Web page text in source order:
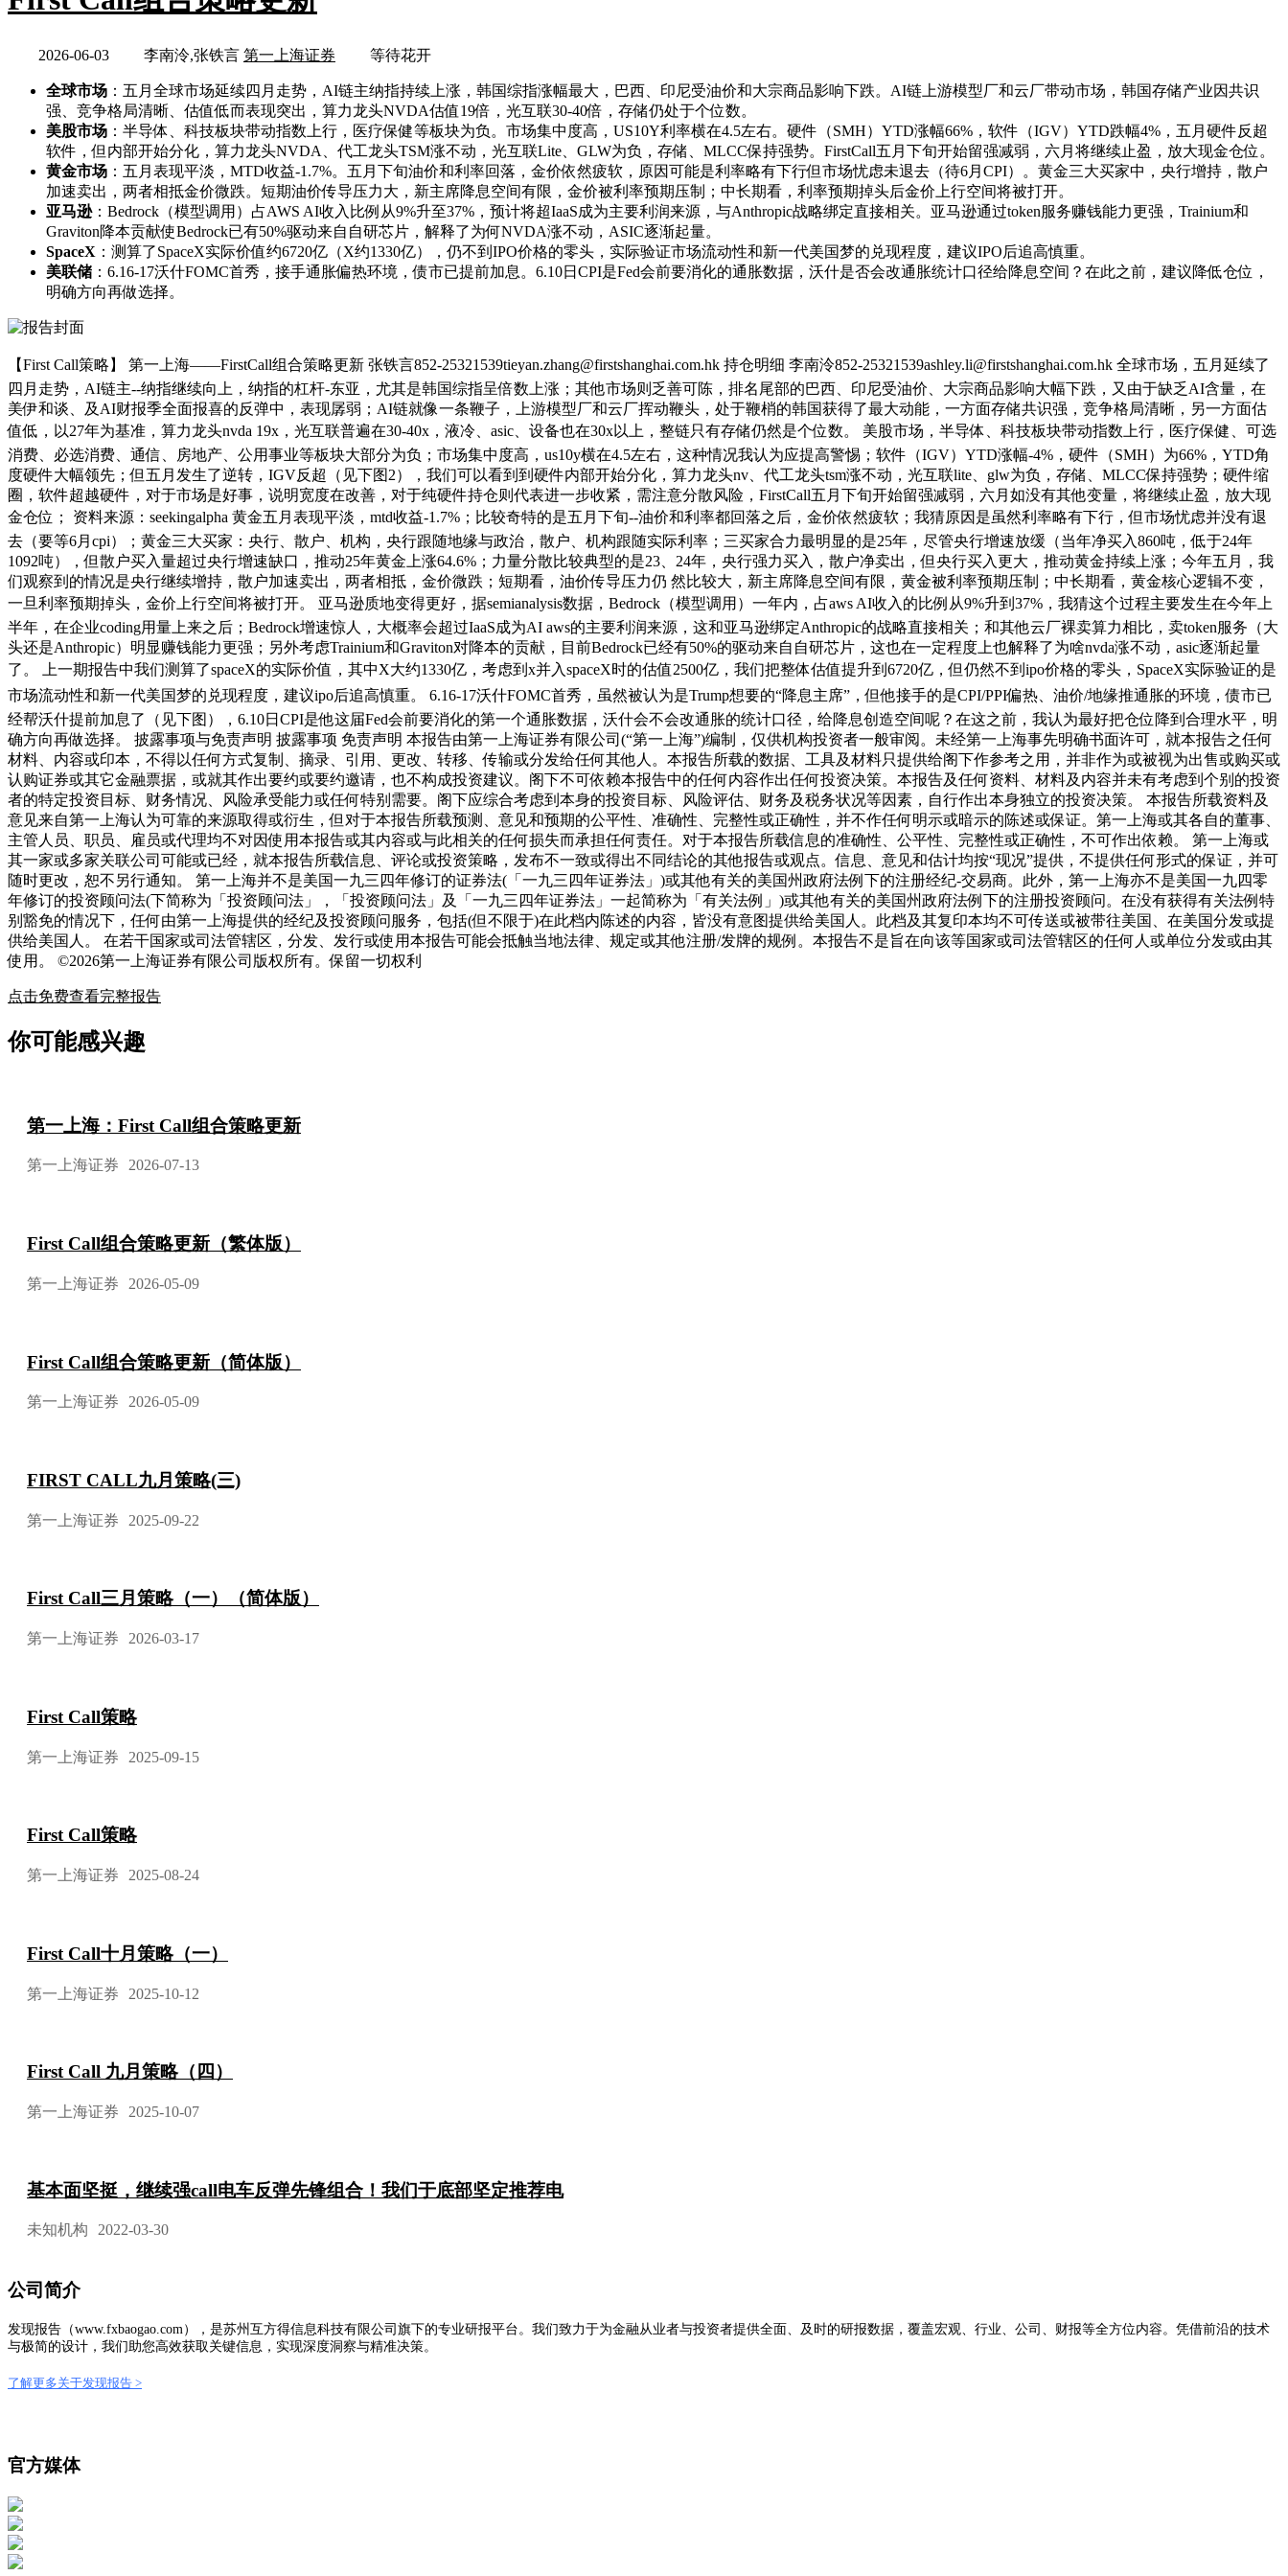
2026-06-03 李南泠,张铁言 第一上海证券 等待花开
全球市场 ：五月全球市场延续四月走势，AI链主纳指持续上涨，韩国综指涨幅最大，巴西、印尼受油价和大宗商品影响下跌。AI链上游模型厂和云厂带动市场，韩国存储产业因共识
强、竞争格局清晰、估值低而表现突出，算力龙头NVDA估值19倍，光互联30-40倍，存储仍处于个位数。
美股市场 ：半导体、科技板块带动指数上行，医疗保健等板块为负。市场集中度高，US10Y利率横在4.5左右。硬件（SMH）YTD涨幅66%，软件（IGV）YTD跌幅4%，五月硬件反超
软件，但内部开始分化，算力龙头NVDA、代工龙头TSM涨不动，光互联Lite、GLW为负，存储、MLCC保持强势。FirstCall五月下旬开始留强减弱，六月将继续止盈，放大现金仓位。
黄金市场 ：五月表现平淡，MTD收益-1.7%。五月下旬油价和利率回落，金价依然疲软，原因可能是利率略有下行但市场忧虑未退去（待6月CPI）。黄金三大买家中，央行增持，散户
加速卖出，两者相抵金价微跌。短期油价传导压力大，新主席降息空间有限，金价被利率预期压制；中长期看，利率预期掉头后金价上行空间将被打开。
亚马逊：Bedrock（模型调用）占AWS AI收入比例从9%升至37%，预计将超IaaS成为主要利润来源，与Anthropic战略绑定直接相关。亚马逊通过token服务赚钱能力更强，Trainium和
Graviton降本贡献使Bedrock已有50%驱动来自自研芯片，解释了为何NVDA涨不动，ASIC逐渐起量。
SpaceX ：测算了SpaceX实际价值约6720亿（X约1330亿），仍不到IPO价格的零头，实际验证市场流动性和新一代美国梦的兑现程度，建议IPO后追高慎重。
美联储 ：6.16-17沃什FOMC首秀，接手通胀偏热环境，债市已提前加息。6.10日CPI是Fed会前要消化的通胀数据，沃什是否会改通胀统计口径给降息空间？在此之前，建议降低仓位，
明确方向再做选择。
【First Call策略】 第一上海——FirstCall组合策略更新 张铁言852-25321539tieyan.zhang@firstshanghai.com.hk 持仓明细 李南泠852-25321539ashley.li@firstshanghai.com.hk 全球市场，五月延续了
四月走势，AI链主--纳指继续向上，纳指的杠杆-东亚，尤其是韩国综指呈倍数上涨；其他市场则乏善可陈，排名尾部的巴西、印尼受油价、大宗商品影响大幅下跌，又由于缺乏AI含量，在
美伊和谈、及AI财报季全面报喜的反弹中，表现孱弱；AI链就像一条鞭子，上游模型厂和云厂挥动鞭头，处于鞭梢的韩国获得了最大动能，一方面存储共识强，竞争格局清晰，另一方面估
值低，以27年为基准，算力龙头nvda 19x，光互联普遍在30-40x，液冷、asic、设备也在30x以上，整链只有存储仍然是个位数。 美股市场，半导体、科技板块带动指数上行，医疗保健、可选
消费、必选消费、通信、房地产、公用事业等板块大部分为负；市场集中度高，us10y横在4.5左右，这种情况我认为应提高警惕；软件（IGV）YTD涨幅-4%，硬件（SMH）为66%，YTD角
度硬件大幅领先；但五月发生了逆转，IGV反超（见下图2），我们可以看到到硬件内部开始分化，算力龙头nv、代工龙头tsm涨不动，光互联lite、glw为负，存储、MLCC保持强势；硬件缩
圈，软件超越硬件，对于市场是好事，说明宽度在改善，对于纯硬件持仓则代表进一步收紧，需注意分散风险，FirstCall五月下旬开始留强减弱，六月如没有其他变量，将继续止盈，放大现
金仓位； 资料来源：seekingalpha 黄金五月表现平淡，mtd收益-1.7%；比较奇特的是五月下旬--油价和利率都回落之后，金价依然疲软；我猜原因是虽然利率略有下行，但市场忧虑并没有退
去（要等6月cpi）；黄金三大买家：央行、散户、机构，央行跟随地缘与政治，散户、机构跟随实际利率；三买家合力最明显的是25年，尽管央行增速放缓（当年净买入860吨，低于24年
1092吨），但散户买入量超过央行增速缺口，推动25年黄金上涨64.6%；力量分散比较典型的是23、24年，央行强力买入，散户净卖出，但央行买入更大，推动黄金持续上涨；今年五月，我
们观察到的情况是央行继续增持，散户加速卖出，两者相抵，金价微跌；短期看，油价传导压力仍 然比较大，新主席降息空间有限，黄金被利率预期压制；中长期看，黄金核心逻辑不变，
一旦利率预期掉头，金价上行空间将被打开。 亚马逊质地变得更好，据semianalysis数据，Bedrock（模型调用）一年内，占aws AI收入的比例从9%升到37%，我猜这个过程主要发生在今年上
半年，在企业coding用量上来之后；Bedrock增速惊人，大概率会超过IaaS成为AI aws的主要利润来源，这和亚马逊绑定Anthropic的战略直接相关；和其他云厂裸卖算力相比，卖token服务（大
头还是Anthropic）明显赚钱能力更强；另外考虑Trainium和Graviton对降本的贡献，目前Bedrock已经有50%的驱动来自自研芯片，这也在一定程度上也解释了为啥nvda涨不动，asic逐渐起量
了。 上一期报告中我们测算了spaceX的实际价值，其中X大约1330亿，考虑到x并入spaceX时的估值2500亿，我们把整体估值提升到6720亿，但仍然不到ipo价格的零头，SpaceX实际验证的是
市场流动性和新一代美国梦的兑现程度，建议ipo后追高慎重。 6.16-17沃什FOMC首秀，虽然被认为是Trump想要的“降息主席”，但他接手的是CPI/PPI偏热、油价/地缘推通胀的环境，债市已
经帮沃什提前加息了（见下图），6.10日CPI是他这届Fed会前要消化的第一个通胀数据，沃什会不会改通胀的统计口径，给降息创造空间呢？在这之前，我认为最好把仓位降到合理水平，明
确方向再做选择。 披露事项与免责声明 披露事项 免责声明 本报告由第一上海证券有限公司(“第一上海”)编制，仅供机构投资者一般审阅。未经第一上海事先明确书面许可，就本报告之任何
材料、内容或印本，不得以任何方式复制、摘录、引用、更改、转移、传输或分发给任何其他人。本报告所载的数据、工具及材料只提供给阁下作参考之用，并非作为或被视为出售或购买或
认购证券或其它金融票据，或就其作出要约或要约邀请，也不构成投资建议。阁下不可依赖本报告中的任何内容作出任何投资决策。本报告及任何资料、材料及内容并未有考虑到个别的投资
者的特定投资目标、财务情况、风险承受能力或任何特别需要。阁下应综合考虑到本身的投资目标、风险评估、财务及税务状况等因素，自行作出本身独立的投资决策。 本报告所载资料及
意见来自第一上海认为可靠的来源取得或衍生，但对于本报告所载预测、意见和预期的公平性、准确性、完整性或正确性，并不作任何明示或暗示的陈述或保证。第一上海或其各自的董事、
主管人员、职员、雇员或代理均不对因使用本报告或其内容或与此相关的任何损失而承担任何责任。对于本报告所载信息的准确性、公平性、完整性或正确性，不可作出依赖。 第一上海或
其一家或多家关联公司可能或已经，就本报告所载信息、评论或投资策略，发布不一致或得出不同结论的其他报告或观点。信息、意见和估计均按“现况”提供，不提供任何形式的保证，并可
随时更改，恕不另行通知。 第一上海并不是美国一九三四年修订的证券法(「一九三四年证券法」)或其他有关的美国州政府法例下的注册经纪-交易商。此外，第一上海亦不是美国一九四零
年修订的投资顾问法(下简称为「投资顾问法」，「投资顾问法」及「一九三四年证券法」一起简称为「有关法例」)或其他有关的美国州政府法例下的注册投资顾问。在没有获得有关法例特
别豁免的情况下，任何由第一上海提供的经纪及投资顾问服务，包括(但不限于)在此档内陈述的内容，皆没有意图提供给美国人。此档及其复印本均不可传送或被带往美国、在美国分发或提
供给美国人。 在若干国家或司法管辖区，分发、发行或使用本报告可能会抵触当地法律、规定或其他注册/发牌的规例。本报告不是旨在向该等国家或司法管辖区的任何人或单位分发或由其
使用。 ©2026第一上海证券有限公司版权所有。保留一切权利
点击免费查看完整报告
你可能感兴趣
第一上海：First Call组合策略更新
第一上海证券 2026-07-13
First Call组合策略更新（繁体版）
第一上海证券 2026-05-09
First Call组合策略更新（简体版）
第一上海证券 2026-05-09
FIRST CALL九月策略(三)
第一上海证券 2025-09-22
First Call三月策略（一）（简体版）
第一上海证券 2026-03-17
First Call策略
第一上海证券 2025-09-15
First Call策略
第一上海证券 2025-08-24
First Call十月策略（一）
第一上海证券 2025-10-12
First Call 九月策略（四）
第一上海证券 2025-10-07
基本面坚挺，继续强call电车反弹先锋组合！我们于底部坚定推荐电
未知机构 2022-03-30
公司简介
发现报告（www.fxbaogao.com），是苏州互方得信息科技有限公司旗下的专业研报平台。我们致力于为金融从业者与投资者提供全面、及时的研报数据，覆盖宏观、行业、公司、财报等全方位内容。凭借前沿的技术
与极简的设计，我们助您高效获取关键信息，实现深度洞察与精准决策。
了解更多关于发现报告 >
官方媒体